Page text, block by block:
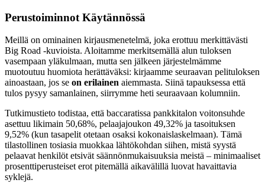
Perustoiminnot Käytännössä
Meillä on ominainen kirjausmenetelmä, joka erottuu merkittävästi
Big Road -kuvioista. Aloitamme merkitsemällä alun tuloksen
vasempaan yläkulmaan, mutta sen jälkeen järjestelmämme
muotoutuu huomiota herättäväksi: kirjaamme seuraavan pelituloksen
ainoastaan, jos se on erilainen aiemmasta. Siinä tapauksessa että
tulos pysyy samanlainen, siirrymme heti seuraavaan kolumniin.
Tutkimustieto todistaa, että baccaratissa pankkitalon voitonsuhde
asettuu likimain 50,68%, pelaajajoukon 49,32% ja tasoituksen
9,52% (kun tasapelit otetaan osaksi kokonaislaskelmaan). Tämä
tilastollinen tosiasia muokkaa lähtökohdan siihen, mistä syystä
pelaavat henkilöt etsivät säännönmukaisuuksia meistä – minimaaliset
prosenttiperusteiset erot pitemällä aikavälillä luovat havaittavia
syklejä.